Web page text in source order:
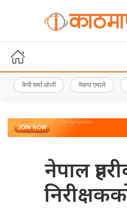
केपी शर्मा ओली नेकपा एमाले
नेपाल